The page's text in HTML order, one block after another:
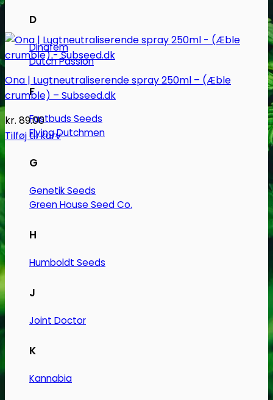
D
Dinafem
Dutch Passion
F
Fastbuds Seeds
Flying Dutchmen
G
Genetik Seeds
Green House Seed Co.
H
Humboldt Seeds
J
Joint Doctor
K
Kannabia
Ona | Lugtneutraliserende spray 250ml – (Æble
crumble) – Subseed.dk
kr. 89.00
Tilføj til kurv